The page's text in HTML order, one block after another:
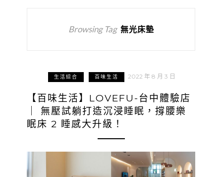
Browsing Tag 無光床墊
生活綜合 百味生活 2022 年 8 月 3 日
【百味生活】LOVEFU-台中體驗店
｜ 無壓試躺打造沉浸睡眠，撐腰樂
眠床 2 睡感大升級！